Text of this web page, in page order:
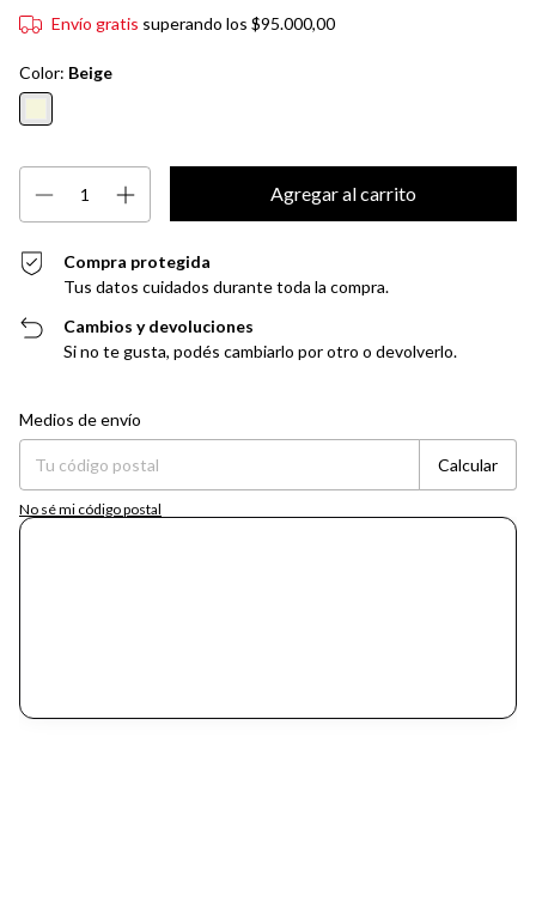
Envío gratis superando los $95.000,00
Color: Beige
Compra protegida
Tus datos cuidados durante toda la compra.
Cambios y devoluciones
Si no te gusta, podés cambiarlo por otro o devolverlo.
Entregas para el CP:
Medios de envío
Calcular
No sé mi código postal